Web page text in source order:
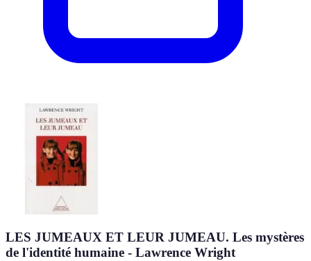
LES JUMEAUX ET LEUR JUMEAU. Les mystères
de l'identité humaine - Lawrence Wright